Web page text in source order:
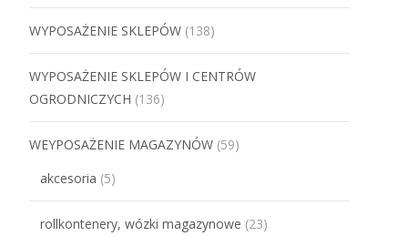
WYPOSAŻENIE SKLEPÓW (138)
WYPOSAŻENIE SKLEPÓW I CENTRÓW
OGRODNICZYCH (136)
WEYPOSAŻENIE MAGAZYNÓW (59)
akcesoria (5)
rollkontenery, wózki magazynowe (23)